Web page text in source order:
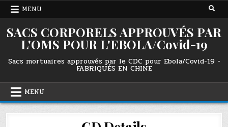
Skip
MENU
SACS CORPORELS APPROUVÉS PAR
L'OMS POUR L'EBOLA/Covid-19
Sacs mortuaires approuvés par le CDC pour Ebola/Covid-19 -
FABRIQUÉS EN CHINE
MENU